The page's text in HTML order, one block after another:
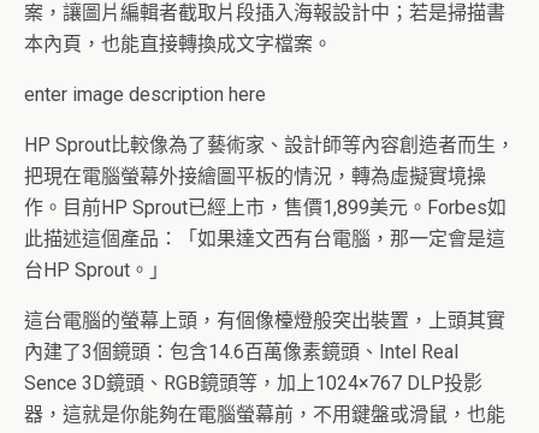
案，讓圖片編輯者截取片段插入海報設計中；若是掃描書
本內頁，也能直接轉換成文字檔案。
enter image description here
HP Sprout比較像為了藝術家、設計師等內容創造者而生，
把現在電腦螢幕外接繪圖平板的情況，轉為虛擬實境操
作。目前HP Sprout已經上市，售價1,899美元。Forbes如
此描述這個產品：「如果達文西有台電腦，那一定會是這
台HP Sprout。」
這台電腦的螢幕上頭，有個像檯燈般突出裝置，上頭其實
內建了3個鏡頭：包含14.6百萬像素鏡頭、Intel Real
Sence 3D鏡頭、RGB鏡頭等，加上1024×767 DLP投影
器，這就是你能夠在電腦螢幕前，不用鍵盤或滑鼠，也能